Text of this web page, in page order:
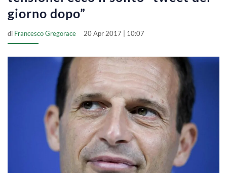
giorno dopo”
di Francesco Gregorace 20 Apr 2017 | 10:07